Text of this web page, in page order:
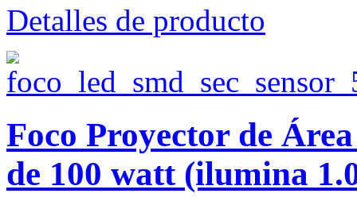
Detalles de producto
Foco Proyector de
de 100 watt (ilumina